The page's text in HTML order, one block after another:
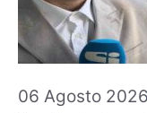
06 Agosto 2026